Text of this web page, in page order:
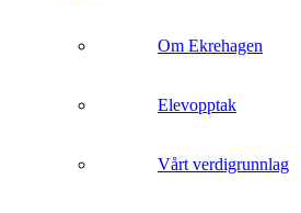
Om Ekrehagen
Elevopptak
Vårt verdigrunnlag